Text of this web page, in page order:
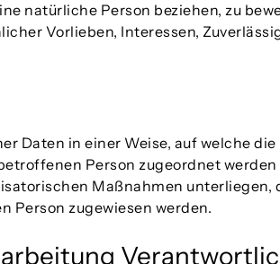
natürliche Person beziehen, zu
Vorlieben, Interessen,
Daten in einer Weise, auf welche
Person zugeordnet
Maßnahmen unterliegen,
zugewiesen werden.